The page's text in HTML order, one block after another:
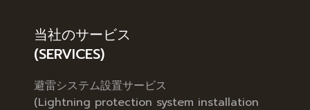
当社のサービス
(SERVICES)
避雷システム設置サービス
(Lightning protection system installation